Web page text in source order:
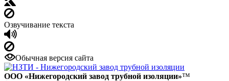
Озвучивание текста
Обычная версия сайта
ООО «Нижегородский завод трубной изоляции»™